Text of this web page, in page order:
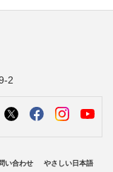
2
い合わせ やさしい日本語